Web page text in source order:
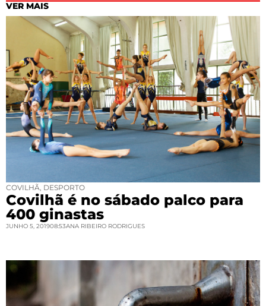
VER MAIS
COVILHÃ, DESPORTO
Covilhã é no sábado palco para
400 ginastas
JUNHO 5, 201908:53ANA RIBEIRO RODRIGUES